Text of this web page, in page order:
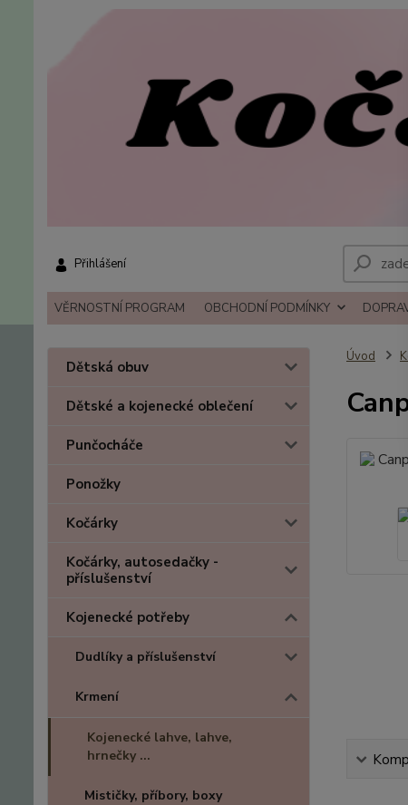
VĚRNOSTNÍ PROGRAM OBCHODNÍ PODMÍNKY
Přihlášení
Dětská obuv
Dětské a kojenecké oblečení
Punčocháče
Ponožky
Kočárky
Kočárky, autosedačky -
příslušenství
Kojenecké potřeby
Dudlíky a příslušenství
Krmení
Kojenecké lahve, lahve,
hrnečky ...
Mističky, příbory, boxy
Úvod